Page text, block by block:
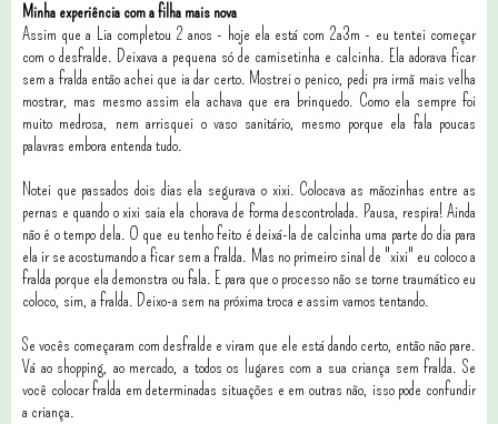
Minha experiência com a filha mais nova
Assim que a Lia completou 2 anos - hoje ela está com 2a3m - eu tentei começar
com o desfralde. Deixava a pequena só de camisetinha e calcinha. Ela adorava ficar
sem a fralda então achei que ia dar certo. Mostrei o penico, pedi pra irmã mais velha
mostrar, mas mesmo assim ela achava que era brinquedo. Como ela sempre foi
muito medrosa, nem arrisquei o vaso sanitário, mesmo porque ela fala poucas
palavras embora entenda tudo.
Notei que passados dois dias ela segurava o xixi. Colocava as mãozinhas entre as
pernas e quando o xixi saia ela chorava de forma descontrolada. Pausa, respira! Ainda
não é o tempo dela. O que eu tenho feito é deixá-la de calcinha uma parte do dia para
ela ir se acostumando a ficar sem a fralda. Mas no primeiro sinal de "xixi" eu coloco a
fralda porque ela demonstra ou fala. E para que o processo não se torne traumático eu
coloco, sim, a fralda. Deixo-a sem na próxima troca e assim vamos tentando.
Se vocês começaram com desfralde e viram que ele está dando certo, então não pare.
Vá ao shopping, ao mercado, a todos os lugares com a sua criança sem fralda. Se
você colocar fralda em determinadas situações e em outras não, isso pode confundir
a criança.